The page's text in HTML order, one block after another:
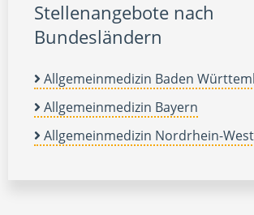
Stellenangebote nach
Bundesländern
Allgemeinmedizin Baden
Allgemeinmedizin Bayern
Allgemeinmedizin Nordrhein-